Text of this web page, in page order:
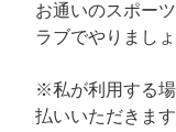
お通いのスポー
ラブでやりましょ
※私が利用する
払いいただきま